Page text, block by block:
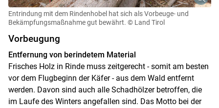
Entrindung mit dem Rindenhobel hat sich als Vorbeuge- und
Bekämpfungsmaßnahme gut bewährt. © Land Tirol
Vorbeugung
Entfernung von berindetem Material
Frisches Holz in Rinde muss zeitgerecht - somit am besten
vor dem Flugbeginn der Käfer - aus dem Wald entfernt
werden. Davon sind auch alle Schadhölzer betroffen, die
im Laufe des Winters angefallen sind. Das Motto bei der